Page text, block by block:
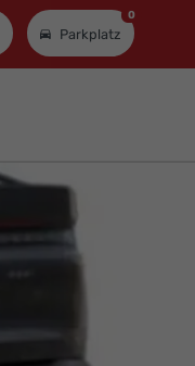
Parkplatz
0